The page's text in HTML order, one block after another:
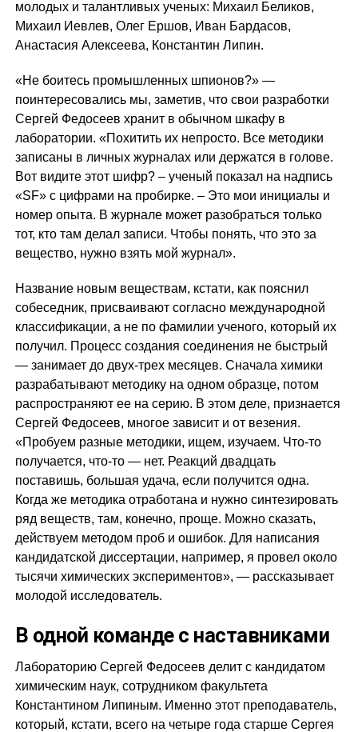
молодых и талантливых ученых: Михаил Беликов,
Михаил Иевлев, Олег Ершов, Иван Бардасов,
Анастасия Алексеева, Константин Липин.
«Не боитесь промышленных шпионов?» —
поинтересовались мы, заметив, что свои разработки
Сергей Федосеев хранит в обычном шкафу в
лаборатории. «Похитить их непросто. Все методики
записаны в личных журналах или держатся в голове.
Вот видите этот шифр? – ученый показал на надпись
«SF» с цифрами на пробирке. – Это мои инициалы и
номер опыта. В журнале может разобраться только
тот, кто там делал записи. Чтобы понять, что это за
вещество, нужно взять мой журнал».
Название новым веществам, кстати, как пояснил
собеседник, присваивают согласно международной
классификации, а не по фамилии ученого, который их
получил. Процесс создания соединения не быстрый
— занимает до двух-трех месяцев. Сначала химики
разрабатывают методику на одном образце, потом
распространяют ее на серию. В этом деле, признается
Сергей Федосеев, многое зависит и от везения.
«Пробуем разные методики, ищем, изучаем. Что-то
получается, что-то — нет. Реакций двадцать
поставишь, большая удача, если получится одна.
Когда же методика отработана и нужно синтезировать
ряд веществ, там, конечно, проще. Можно сказать,
действуем методом проб и ошибок. Для написания
кандидатской диссертации, например, я провел около
тысячи химических экспериментов», — рассказывает
молодой исследователь.
В одной команде с наставниками
Лабораторию Сергей Федосеев делит с кандидатом
химическим наук, сотрудником факультета
Константином Липиным. Именно этот преподаватель,
который, кстати, всего на четыре года старше Сергея